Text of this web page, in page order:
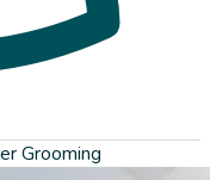
Grooming